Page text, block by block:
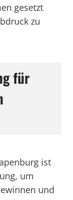
gesetzt
zu
für
ist
um
und